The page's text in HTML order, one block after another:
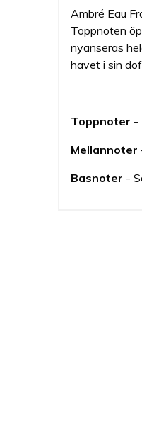
Ambré Eau
Toppnoten
nyanseras
havet i sin
Toppnoter -
Mellannoter
Basnoter -